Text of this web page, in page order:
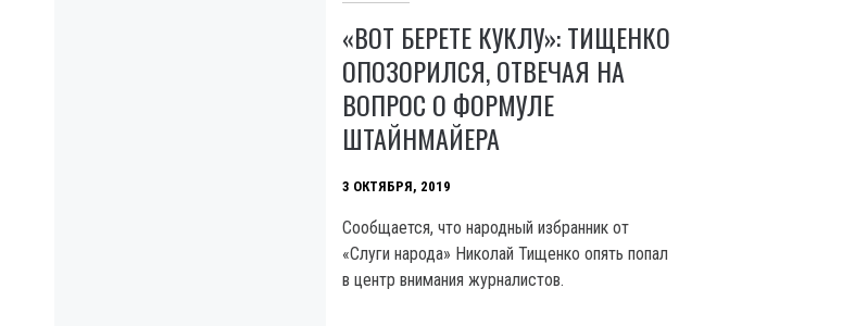
«ВОТ БЕРЕТЕ КУКЛУ»: ТИЩЕНКО
ОПОЗОРИЛСЯ, ОТВЕЧАЯ НА
ВОПРОС О ФОРМУЛЕ
ШТАЙНМАЙЕРА
3 ОКТЯБРЯ, 2019
Сообщается, что народный избранник от
«Слуги народа» Николай Тищенко опять попал
в центр внимания журналистов.